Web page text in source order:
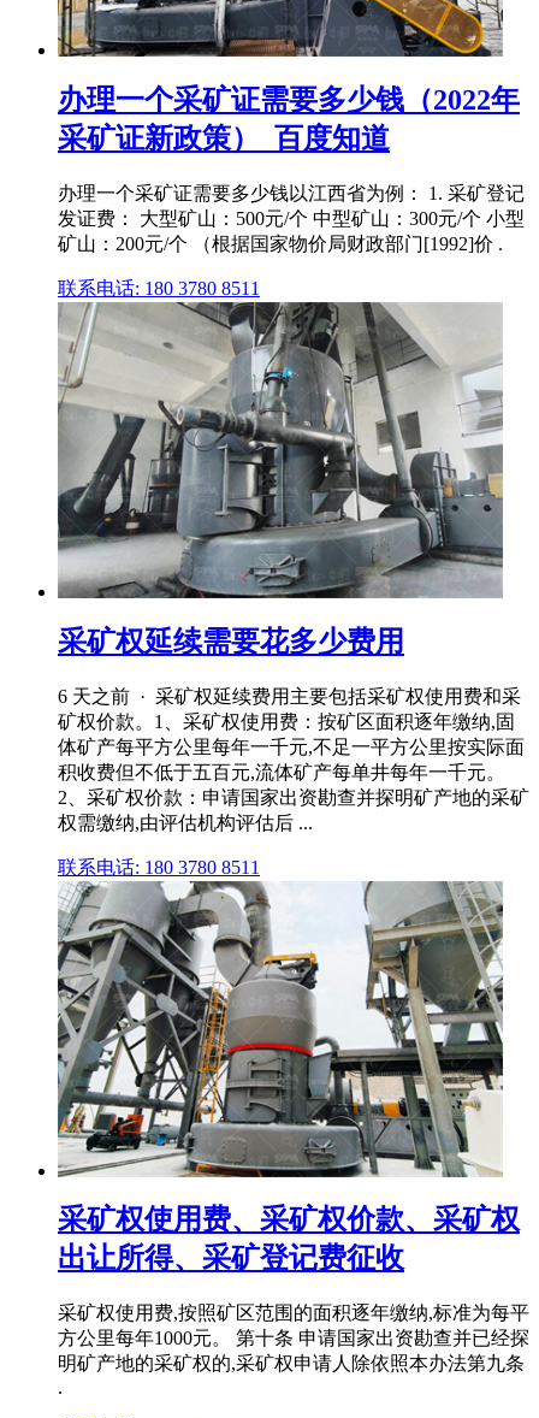
办理一个采矿证需要多少钱（2022年
采矿证新政策）_百度知道
办理一个采矿证需要多少钱以江西省为例： 1. 采矿登记
发证费： 大型矿山：500元/个 中型矿山：300元/个 小型
矿山：200元/个 （根据国家物价局财政部门[1992]价 .
联系电话: 180 3780 8511
采矿权延续需要花多少费用
6 天之前 · 采矿权延续费用主要包括采矿权使用费和采
矿权价款。1、采矿权使用费：按矿区面积逐年缴纳,固
体矿产每平方公里每年一千元,不足一平方公里按实际面
积收费但不低于五百元,流体矿产每单井每年一千元。
2、采矿权价款：申请国家出资勘查并探明矿产地的采矿
权需缴纳,由评估机构评估后 ...
联系电话: 180 3780 8511
采矿权使用费、采矿权价款、采矿权
出让所得、采矿登记费征收
采矿权使用费,按照矿区范围的面积逐年缴纳,标准为每平
方公里每年1000元。 第十条 申请国家出资勘查并已经探
明矿产地的采矿权的,采矿权申请人除依照本办法第九条
.